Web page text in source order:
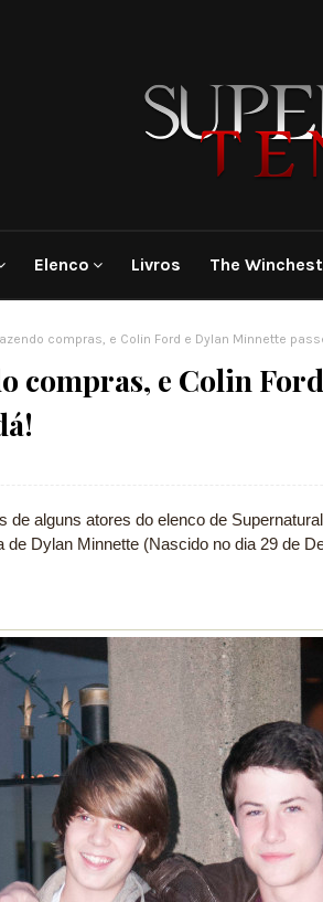
Elenco Livros The
compras, e Colin Ford e Dylan Minnette
compras, e Colin
de alguns atores do elenco de
Dylan Minnette (Nascido no dia 29 de